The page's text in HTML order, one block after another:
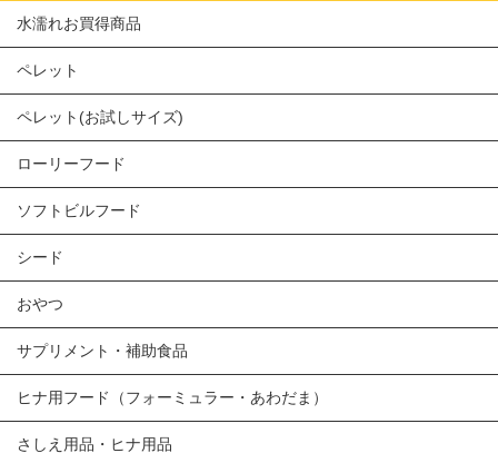
水濡れお買得商品
ペレット
ペレット(お試しサイズ)
ローリーフード
ソフトビルフード
シード
おやつ
サプリメント・補助食品
ヒナ用フード（フォーミュラー・あわだま）
さしえ用品・ヒナ用品